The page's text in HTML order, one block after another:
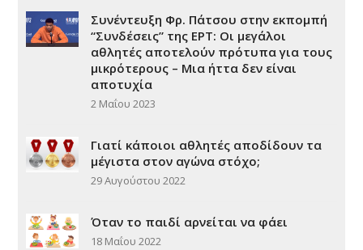
Συνέντευξη Φρ. Πάτσου στην εκπομπή
“Συνδέσεις” της ΕΡΤ: Οι μεγάλοι
αθλητές αποτελούν πρότυπα για τους
μικρότερους – Μια ήττα δεν είναι
αποτυχία
2 Μαΐου 2023
Γιατί κάποιοι αθλητές αποδίδουν τα
μέγιστα στον αγώνα στόχο;
29 Αυγούστου 2022
Όταν το παιδί αρνείται να φάει
18 Μαΐου 2022